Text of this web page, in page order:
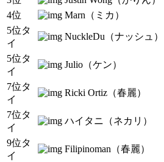
4位
Marn（ミカ）
5位タ
イ
NuckleDu（ナッシュ）
5位タ
イ
Julio（ケン）
7位タ
イ
Ricki Ortiz（春麗）
7位タ
イ
ハイタニ（ネカリ）
9位タ
イ
Filipinoman（春麗）